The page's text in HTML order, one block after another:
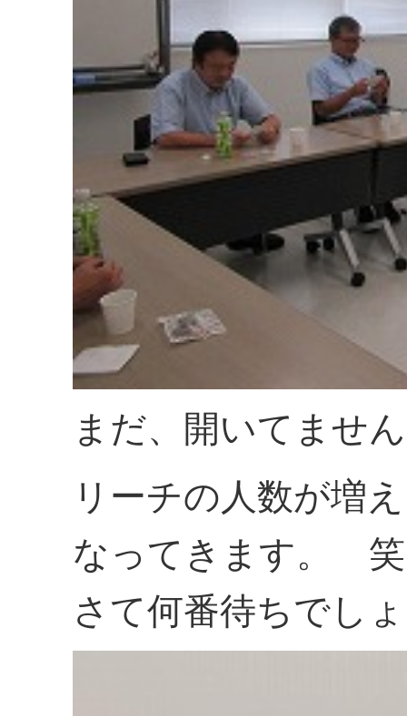
まだ、開いてませ
リーチの人数が増
なってきます。 笑
さて何番待ちでし